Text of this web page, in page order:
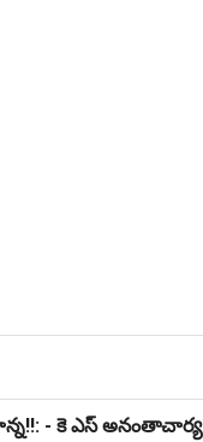
- కె ఎస్ అనంతాచార్య